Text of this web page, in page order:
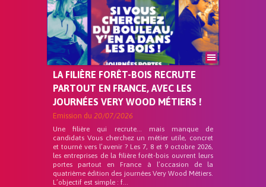
LA FILIÈRE FORÊT-BOIS RECRUTE
PARTOUT EN FRANCE, AVEC LES
JOURNÉES VERY WOOD MÉTIERS !
Emission du 20/07/2026
Une filière qui recrute… mais manque de
candidats Vous cherchez un métier utile, concret
et tourné vers l’avenir ? Les 7, 8 et 9 octobre 2026,
les entreprises de la filière forêt-bois ouvrent leurs
portes partout en France à l’occasion de la
quatrième édition des journées Very Wood Métiers.
L’objectif est simple : f...